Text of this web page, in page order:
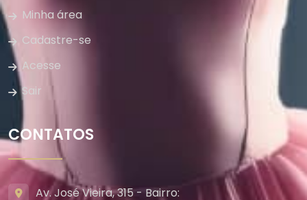
Minha área
Cadastre-se
Acesse
Sair
CONTATOS
Av. José Vieira, 315 - Bairro: